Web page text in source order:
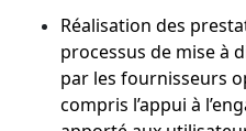
Réalisation des
processus de mise à
par les fournisseurs
compris l’appui à